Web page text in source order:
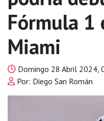
Fórmula 1
Miami
Domingo 28 Abril 2024,
Por: Diego San Román